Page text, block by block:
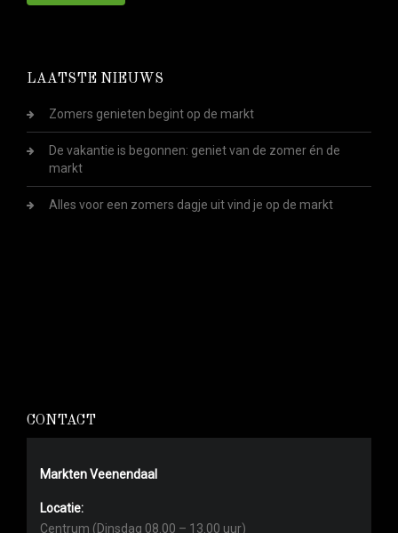
LAATSTE NIEUWS
Zomers genieten begint op de markt
De vakantie is begonnen: geniet van de zomer én de
markt
Alles voor een zomers dagje uit vind je op de markt
CONTACT
Markten Veenendaal
Locatie:
Centrum (Dinsdag 08.00 – 13.00 uur)